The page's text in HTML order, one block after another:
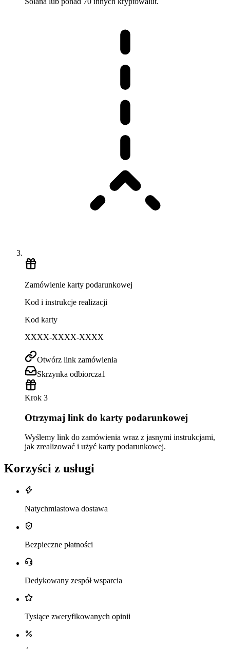
Zamówienie karty podarunkowej
Kod i instrukcje realizacji
Kod karty
XXXX-XXXX-XXXX
Otwórz link zamówienia
Skrzynka odbiorcza1
Krok 3
Otrzymaj link do karty podarunkowej
Wyślemy link do zamówienia wraz z jasnymi instrukcjami,
jak zrealizować i użyć karty podarunkowej.
Korzyści z usługi
Natychmiastowa dostawa
Bezpieczne płatności
Dedykowany zespół wsparcia
Tysiące zweryfikowanych opinii